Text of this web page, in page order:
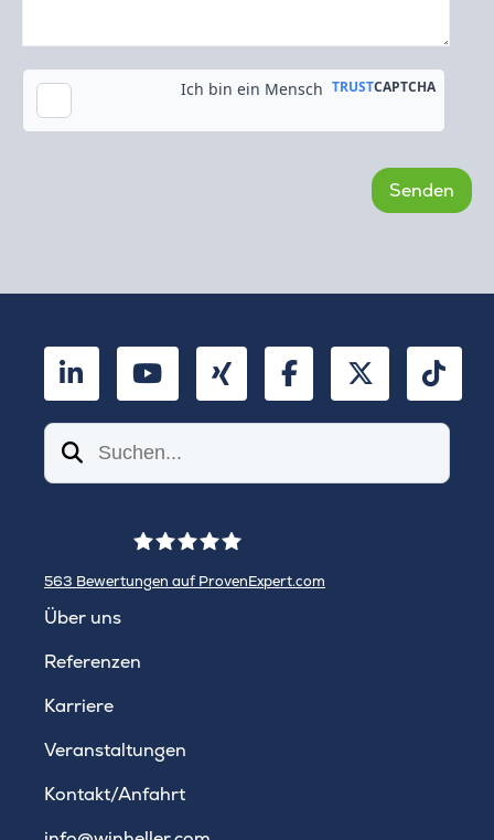
Kopie an meine E-Mail-Adresse senden
LinkedInYouTubeXing FacebookTwitter
Suchen
563 Bewertungen auf ProvenExpert.com
Über uns
Referenzen
Karriere
Veranstaltungen
Kontakt/Anfahrt